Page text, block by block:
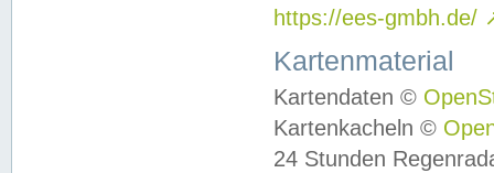
https://ees-gmbh.de/
Kartenmaterial
Kartendaten ©
Kartenkacheln ©
24 Stunden